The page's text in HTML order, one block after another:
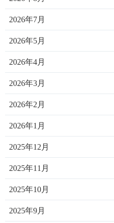
2026年7月
2026年5月
2026年4月
2026年3月
2026年2月
2026年1月
2025年12月
2025年11月
2025年10月
2025年9月